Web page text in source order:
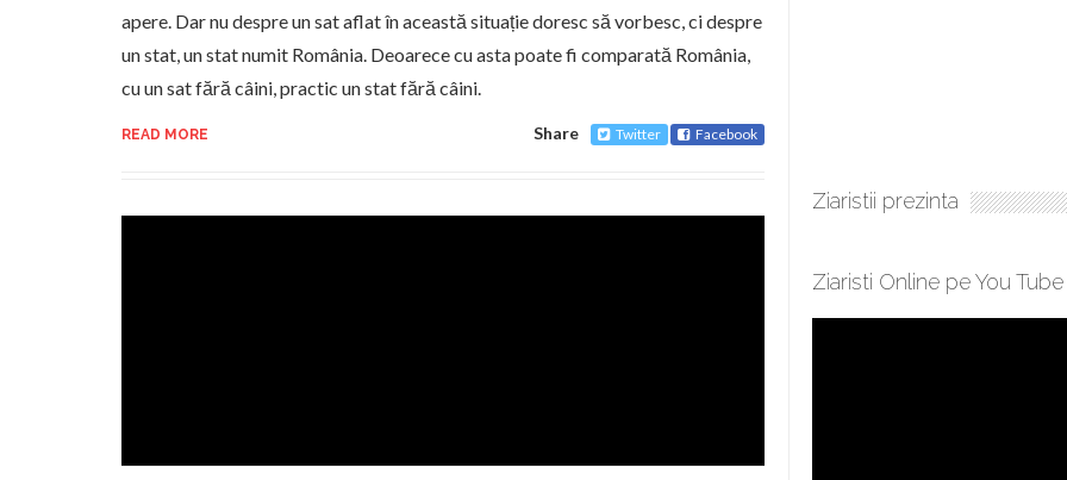
apere. Dar nu despre un sat aflat în această situație doresc să vorbesc, ci despre
un stat, un stat numit România. Deoarece cu asta poate fi comparată România,
cu un sat fără câini, practic un stat fără câini.
READ MORE Share Twitter Facebook
Ziaristii prezinta
Ziaristi Online pe You Tube